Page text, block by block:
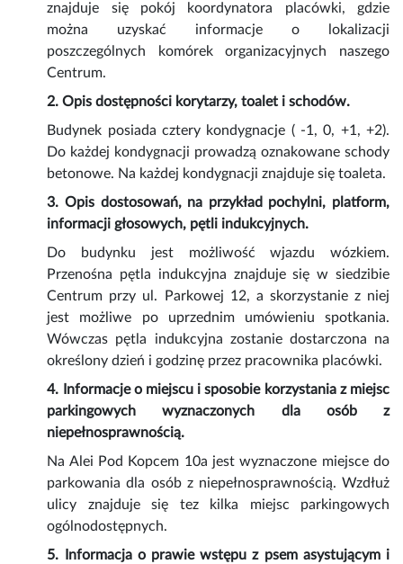
znajduje się pokój koordynatora placówki, gdzie
można uzyskać informacje o lokalizacji
poszczególnych komórek organizacyjnych naszego
Centrum.
2. Opis dostępności korytarzy, toalet i schodów.
Budynek posiada cztery kondygnacje ( -1, 0, +1, +2).
Do każdej kondygnacji prowadzą oznakowane schody
betonowe. Na każdej kondygnacji znajduje się toaleta.
3. Opis dostosowań, na przykład pochylni, platform,
informacji głosowych, pętli indukcyjnych.
Do budynku jest możliwość wjazdu wózkiem.
Przenośna pętla indukcyjna znajduje się w siedzibie
Centrum przy ul. Parkowej 12, a skorzystanie z niej
jest możliwe po uprzednim umówieniu spotkania.
Wówczas pętla indukcyjna zostanie dostarczona na
określony dzień i godzinę przez pracownika placówki.
4. Informacje o miejscu i sposobie korzystania z miejsc
parkingowych wyznaczonych dla osób z
niepełnosprawnością.
Na Alei Pod Kopcem 10a jest wyznaczone miejsce do
parkowania dla osób z niepełnosprawnością. Wzdłuż
ulicy znajduje się tez kilka miejsc parkingowych
ogólnodostępnych.
5. Informacja o prawie wstępu z psem asystującym i